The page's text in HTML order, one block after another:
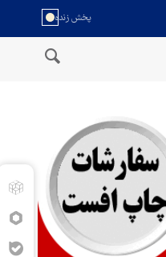
عربستان را با موشک